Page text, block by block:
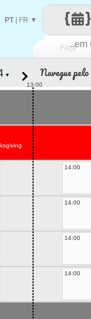
Faça..em
PT| FR ▼
▼ Navegue
13:00
14:00
14:00
14:00
14:00